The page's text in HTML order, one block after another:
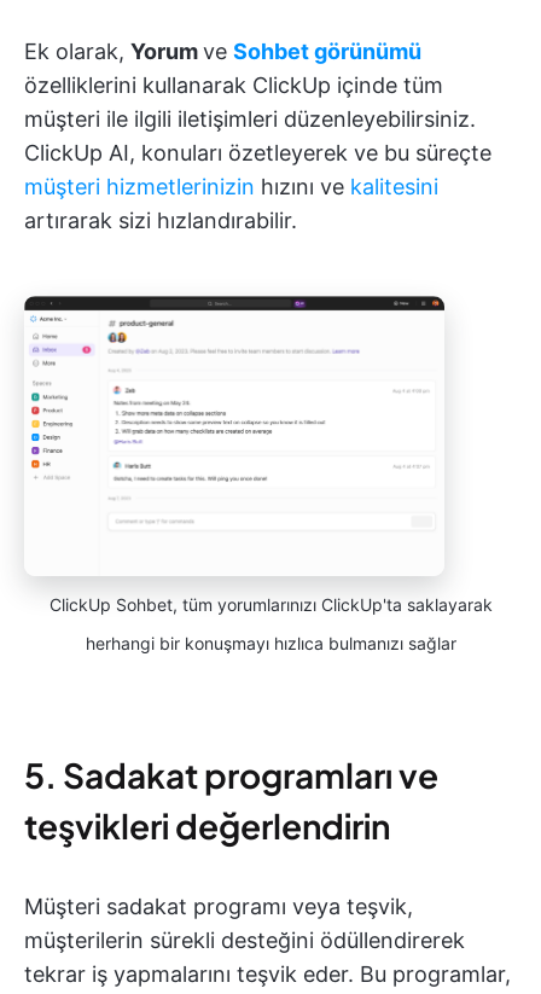
Ek olarak, Yorumve Sohbet görünümü
özelliklerini kullanarak ClickUp içinde tüm
müşteri ile ilgili iletişimleri düzenleyebilirsiniz.
ClickUp AI, konuları özetleyerek ve bu süreçte
müşteri hizmetlerinizin hızını ve kalitesini
artırarak sizi hızlandırabilir.
ClickUp Sohbet, tüm yorumlarınızı ClickUp'ta saklayarak
herhangi bir konuşmayı hızlıca bulmanızı sağlar
5. Sadakat programları ve
teşvikleri değerlendirin
Müşteri sadakat programı veya teşvik,
müşterilerin sürekli desteğini ödüllendirerek
tekrar iş yapmalarını teşvik eder. Bu programlar,